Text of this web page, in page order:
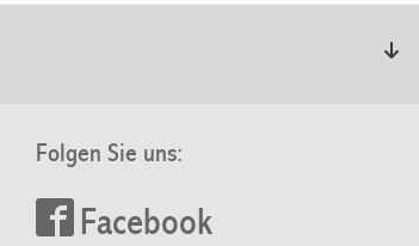
Folgen Sie uns:
Facebook